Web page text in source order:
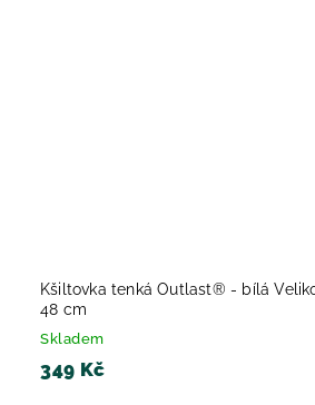
Kšiltovka tenká Outlast® - bílá
48 cm
Skladem
349 Kč